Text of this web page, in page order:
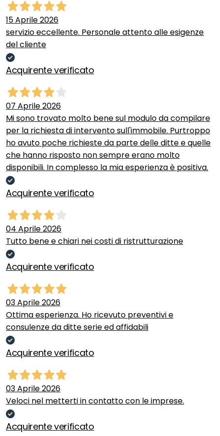
15 Aprile 2026
servizio eccellente. Personale attento alle esigenze
del cliente
Acquirente verificato
07 Aprile 2026
Mi sono trovato molto bene sul modulo da compilare
per la richiesta di intervento sull'immobile. Purtroppo
ho avuto poche richieste da parte delle ditte e quelle
che hanno risposto non sempre erano molto
disponibili. In complesso la mia esperienza è positiva.
Acquirente verificato
04 Aprile 2026
Tutto bene e chiari nei costi di ristrutturazione
Acquirente verificato
03 Aprile 2026
Ottima esperienza. Ho ricevuto preventivi e
consulenze da ditte serie ed affidabili
Acquirente verificato
03 Aprile 2026
Veloci nel metterti in contatto con le imprese.
Acquirente verificato